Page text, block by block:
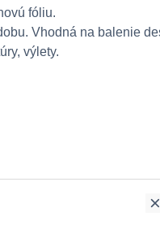
fóliu.
Vhodná na balenie
výlety.